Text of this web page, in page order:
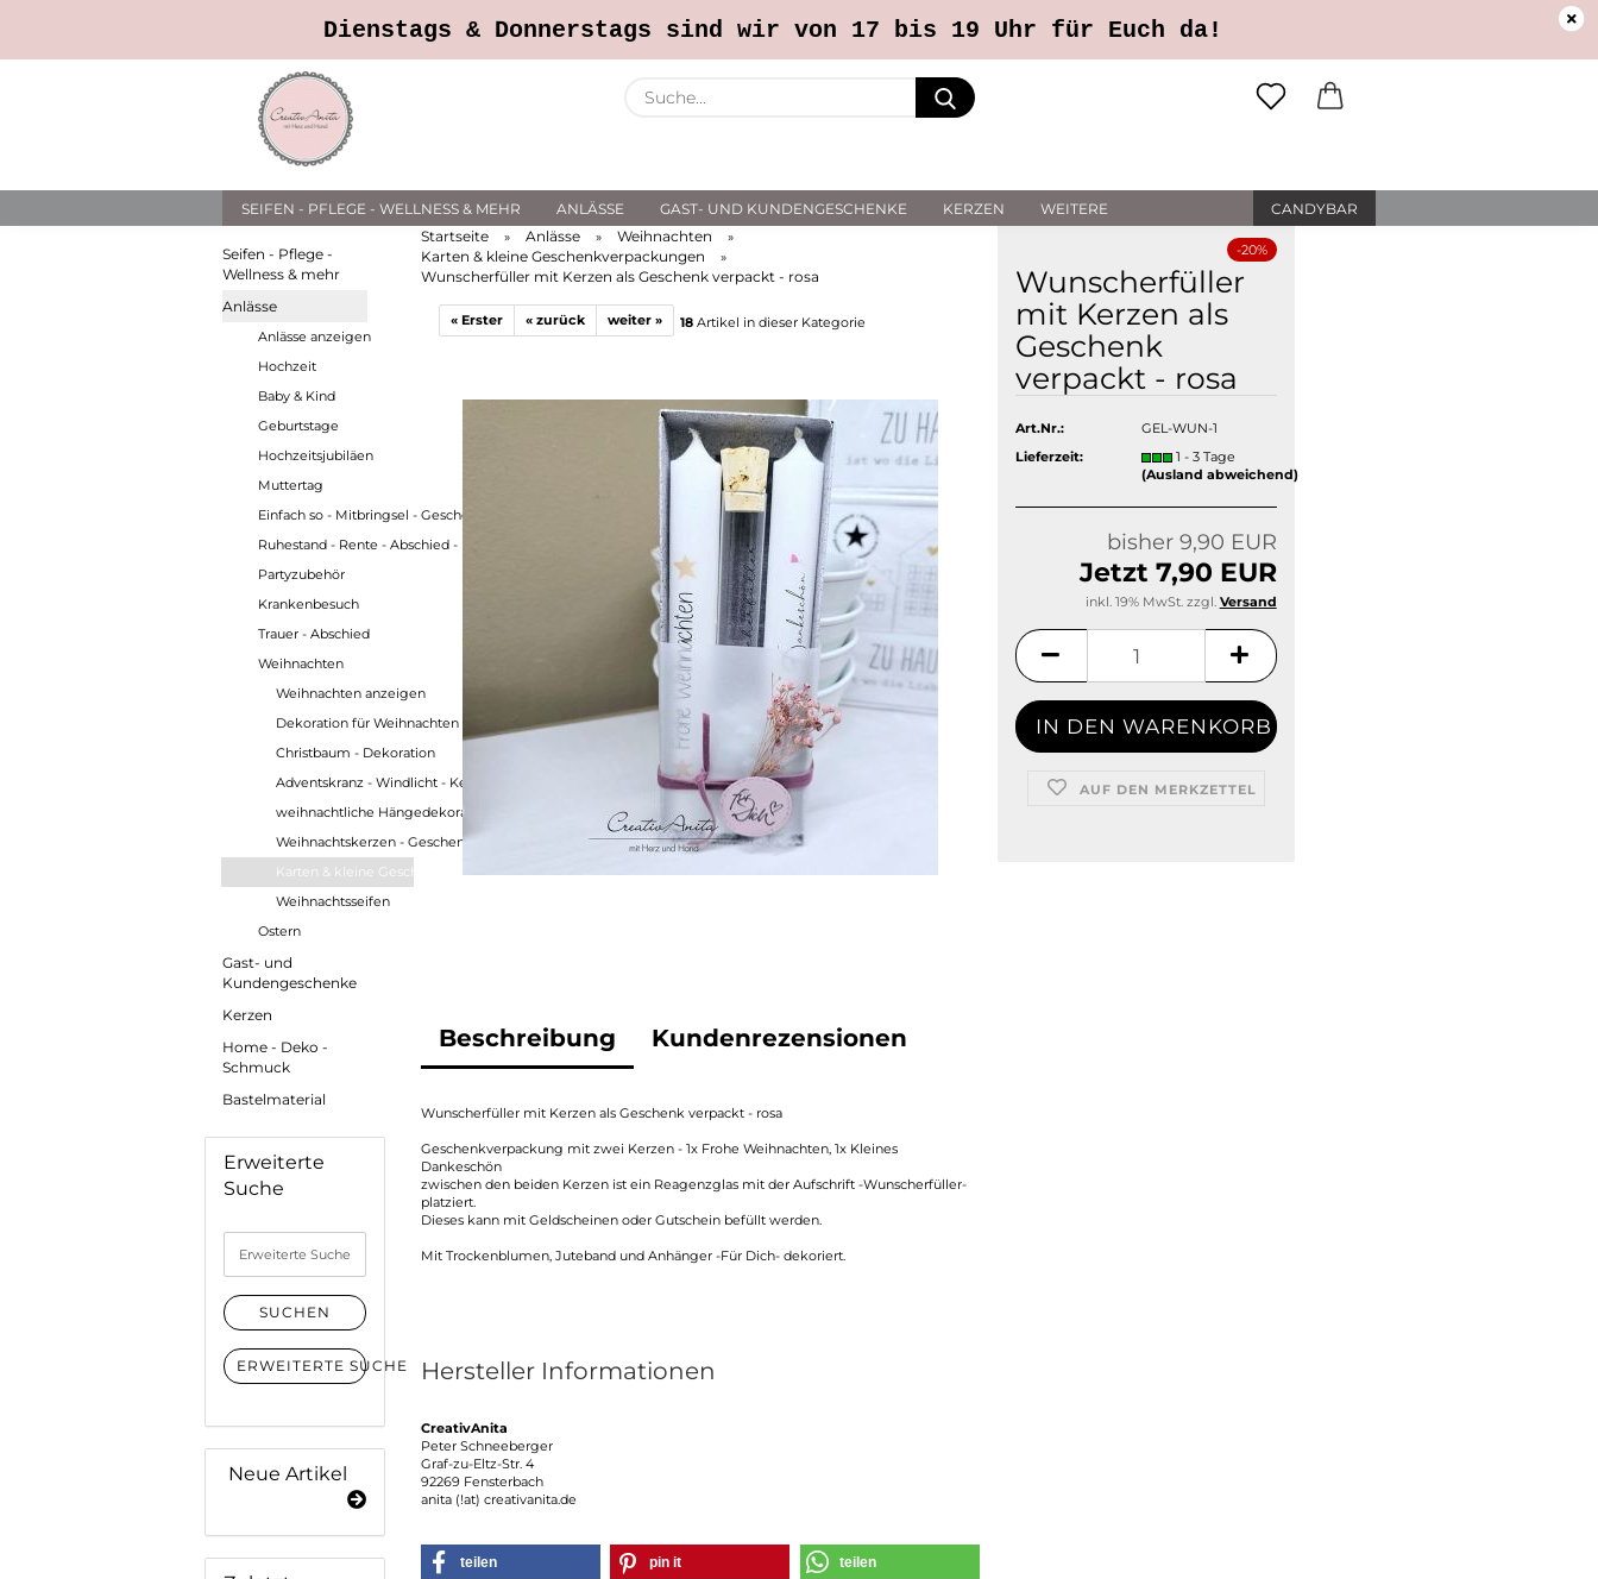
Callback Service % SALE % In liebevoller Erinnerung Öffnungszeiten
Passwort
Konto erstellen
Passwort vergessen?
Suche...
Dienstags & Donnerstags sind wir von 17 bis 19 Uhr für Euch da!
SEIFEN - PFLEGE - WELLNESS & MEHR ANLÄSSE GAST- UND KUNDENGESCHENKE KERZEN CANDYBAR
WEITERE
Startseite
» Anlässe » Weihnachten »
Karten & kleine Geschenkverpackungen »
Wunscherfüller mit Kerzen als Geschenk verpackt - rosa
« Erster « zurück weiter » 18Artikel in dieser Kategorie
-20%
Wunscherfüller
mit Kerzen als
Geschenk
verpackt - rosa
Art.Nr.:
GEL-WUN-1
Lieferzeit:
1 - 3 Tage
(Ausland abweichend)
bisher 9,90 EUR
Jetzt 7,90 EUR
inkl. 19% MwSt. zzgl. Versand
AUF DEN MERKZETTEL
Beschreibung Kundenrezensionen
Wunscherfüller mit Kerzen als Geschenk verpackt - rosa
Geschenkverpackung mit zwei Kerzen - 1x Frohe Weihnachten, 1x Kleines
Dankeschön
zwischen den beiden Kerzen ist ein Reagenzglas mit der Aufschrift -Wunscherfüller-
platziert.
Dieses kann mit Geldscheinen oder Gutschein befüllt werden.
Mit Trockenblumen, Juteband und Anhänger -Für Dich- dekoriert.
Hersteller Informationen
CreativAnita
Peter Schneeberger
Graf-zu-Eltz-Str. 4
92269 Fensterbach
anita (!at) creativanita.de
teilen pin it teilen
Seifen - Pflege -
Wellness & mehr
Anlässe
Anlässe anzeigen
Hochzeit
Baby & Kind
Geburtstage
Hochzeitsjubiläen
Muttertag
Einfach so - Mitbringsel - Geschenkverpackungen
Ruhestand - Rente - Abschied - Umzug
Partyzubehör
Krankenbesuch
Trauer - Abschied
Weihnachten
Weihnachten anzeigen
Dekoration für Weihnachten - Herbst - Winter
Christbaum - Dekoration
Adventskranz - Windlicht - Kerzenhalter - Geschenke
weihnachtliche Hängedekoration
Weihnachtskerzen - Geschenkkerzen
Karten & kleine Geschenkverpackungen
Weihnachtsseifen
Ostern
Gast- und
Kundengeschenke
Kerzen
Home - Deko -
Schmuck
Bastelmaterial
Erweiterte
Suche
Suche
SUCHEN
ERWEITERTE SUCHE
Neue Artikel